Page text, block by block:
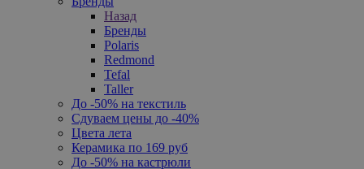
Назад
Бренды
Polaris
Redmond
Tefal
Taller
До -50% на текстиль
Сдуваем цены до -40%
Цвета лета
Керамика по 169 руб
До -50% на кастрюли